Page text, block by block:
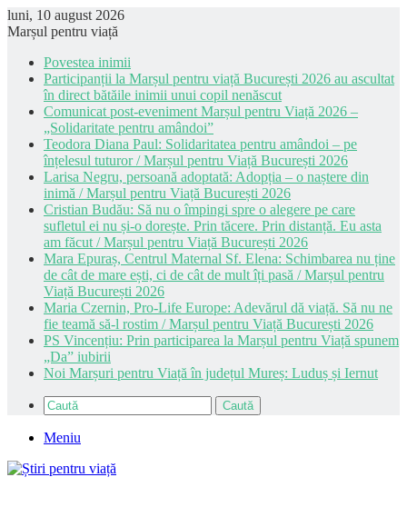
luni, 10 august 2026
Marșul pentru viață
Povestea inimii
Participanții la Marșul pentru viață București 2026 au ascultat
în direct bătăile inimii unui copil nenăscut
Comunicat post-eveniment Marșul pentru Viață 2026 –
„Solidaritate pentru amândoi”
Teodora Diana Paul: Solidaritatea pentru amândoi – pe
înțelesul tuturor / Marșul pentru Viață București 2026
Larisa Negru, persoană adoptată: Adopția – o naștere din
inimă / Marșul pentru Viață București 2026
Cristian Budău: Să nu o împingi spre o alegere pe care
sufletul ei nu și-o dorește. Prin tăcere. Prin distanță. Eu asta
am făcut / Marșul pentru Viață București 2026
Mara Epuraș, Centrul Maternal Sf. Elena: Schimbarea nu ține
de cât de mare ești, ci de cât de mult îți pasă / Marșul pentru
Viață București 2026
Maria Czernin, Pro-Life Europe: Adevărul dă viață. Să nu ne
fie teamă să-l rostim / Marșul pentru Viață București 2026
PS Vincențiu: Prin participarea la Marșul pentru Viață spunem
„Da” iubirii
Noi Marșuri pentru Viață în județul Mureș: Luduș și Iernut
Caută
Meniu